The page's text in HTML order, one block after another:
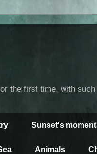
the first time, with
Sunset's
Animals